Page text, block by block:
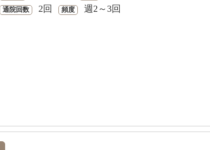
通院回数 2回 頻度 週2～3回